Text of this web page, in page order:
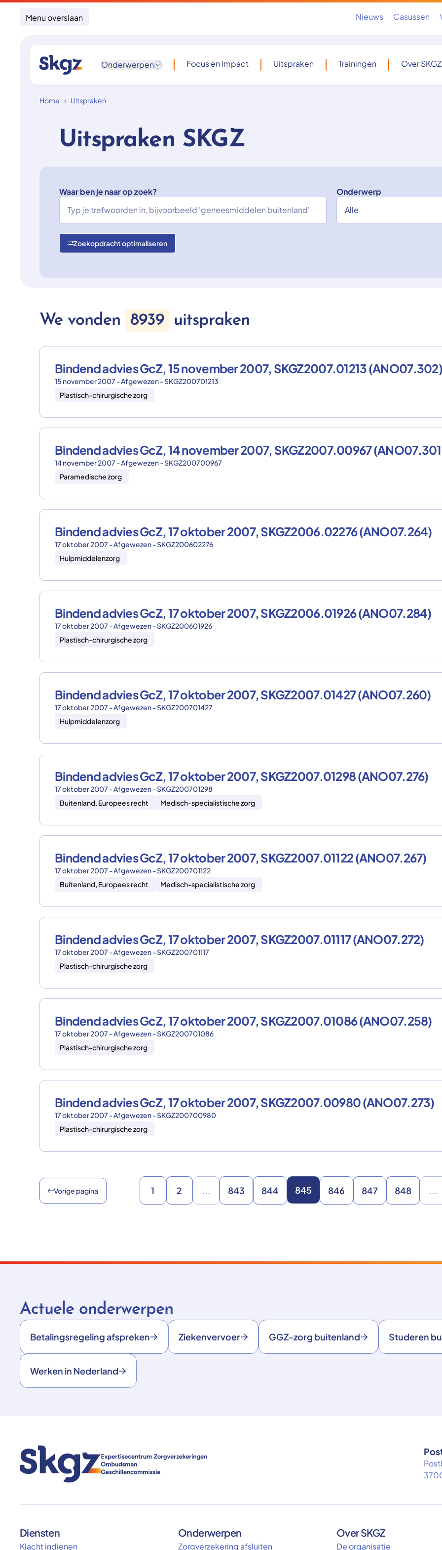
Menu overslaan Nieuws Casussen
Onderwerpen Focus en impact Uitspraken Trainingen Over SKGZ
Home Uitspraken
Uitspraken SKGZ
Waar ben je naar op zoek? Onderwerp
Zoekopdracht optimaliseren
We vonden 8939 uitspraken
Bindend advies GcZ, 15 november 2007, SKGZ2007.01213 (ANO07.302)
15 november 2007 - Afgewezen - SKGZ200701213
Plastisch-chirurgische zorg
Bindend advies GcZ, 14 november 2007, SKGZ2007.00967
14 november 2007 - Afgewezen - SKGZ200700967
Paramedische zorg
Bindend advies GcZ, 17 oktober 2007, SKGZ2006.02276 (ANO07.264)
17 oktober 2007 - Afgewezen - SKGZ200602276
Hulpmiddelenzorg
Bindend advies GcZ, 17 oktober 2007, SKGZ2006.01926 (ANO07.284)
17 oktober 2007 - Afgewezen - SKGZ200601926
Plastisch-chirurgische zorg
Bindend advies GcZ, 17 oktober 2007, SKGZ2007.01427 (ANO07.260)
17 oktober 2007 - Afgewezen - SKGZ200701427
Hulpmiddelenzorg
Bindend advies GcZ, 17 oktober 2007, SKGZ2007.01298 (ANO07.276)
17 oktober 2007 - Afgewezen - SKGZ200701298
Buitenland, Europees recht
Medisch-specialistische zorg
Bindend advies GcZ, 17 oktober 2007, SKGZ2007.01122 (ANO07.267)
17 oktober 2007 - Afgewezen - SKGZ200701122
Buitenland, Europees recht
Medisch-specialistische zorg
Bindend advies GcZ, 17 oktober 2007, SKGZ2007.01117 (ANO07.272)
17 oktober 2007 - Afgewezen - SKGZ200701117
Plastisch-chirurgische zorg
Bindend advies GcZ, 17 oktober 2007, SKGZ2007.01086 (ANO07.258)
17 oktober 2007 - Afgewezen - SKGZ200701086
Plastisch-chirurgische zorg
Bindend advies GcZ, 17 oktober 2007, SKGZ2007.00980 (ANO07.273)
17 oktober 2007 - Afgewezen - SKGZ200700980
Plastisch-chirurgische zorg
Vorige pagina 1 2 ... 843 844 845 846 847 848 ...
Actuele onderwerpen
Betalingsregeling afspreken Ziekenvervoer GGZ-zorg buitenland Studeren
Werken in Nederland
Diensten
Klacht indienen
Onderwerpen
Zorgverzekering afsluiten
Over SKGZ
De organisatie